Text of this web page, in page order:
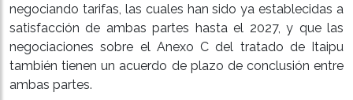
negociando tarifas, las cuales han sido ya establecidas a
satisfacción de ambas partes hasta el 2027, y que las
negociaciones sobre el Anexo C del tratado de Itaipu
también tienen un acuerdo de plazo de conclusión entre
ambas partes.